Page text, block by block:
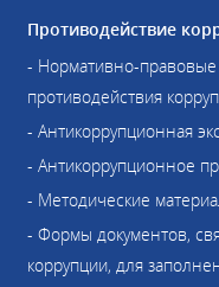
Противодействие
- Нормативно-
противодействия
- Антикоррупционная
- Антикоррупционное
- Методические
- Формы документов,
коррупции, для